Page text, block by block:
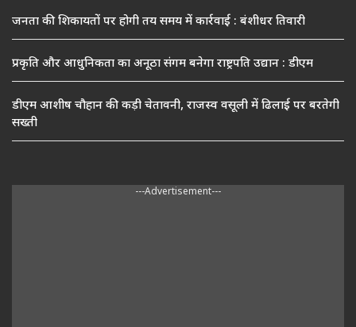
जनता की शिकायतों पर होगी तय समय में कार्रवाई : बंशीधर तिवारी
प्रकृति और आधुनिकता का अनूठा संगम बनेगा राष्ट्रपति उद्यान : डीएम
डीएम आशीष चौहान की कड़ी चेतावनी, राजस्व वसूली में ढिलाई पर बरतेगी
सख्ती
---Advertisement---